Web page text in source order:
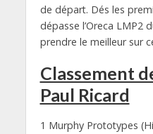
de départ. Dés les
dépasse l’Oreca LMP2
prendre le meilleur sur
Classement
Paul Ricard
1 Murphy Prototypes